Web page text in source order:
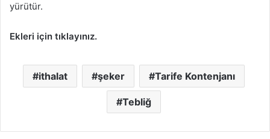
yürütür.
Ekleri için tıklayınız.
ithalat şeker Tarife Kontenjanı
Tebliğ